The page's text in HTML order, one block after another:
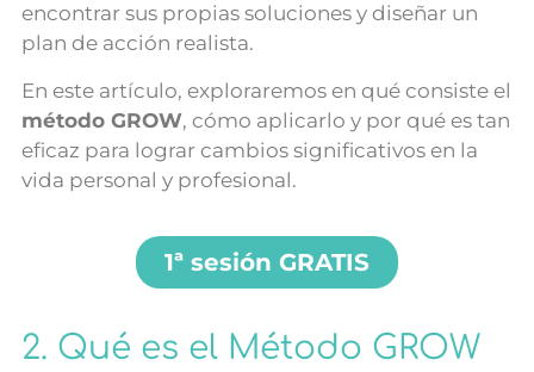
encontrar sus propias soluciones y diseñar un
plan de acción realista.
En este artículo, exploraremos en qué consiste el
método GROW, cómo aplicarlo y por qué es tan
eficaz para lograr cambios significativos en la
vida personal y profesional.
1ª sesión GRATIS
2. Qué es el Método GROW